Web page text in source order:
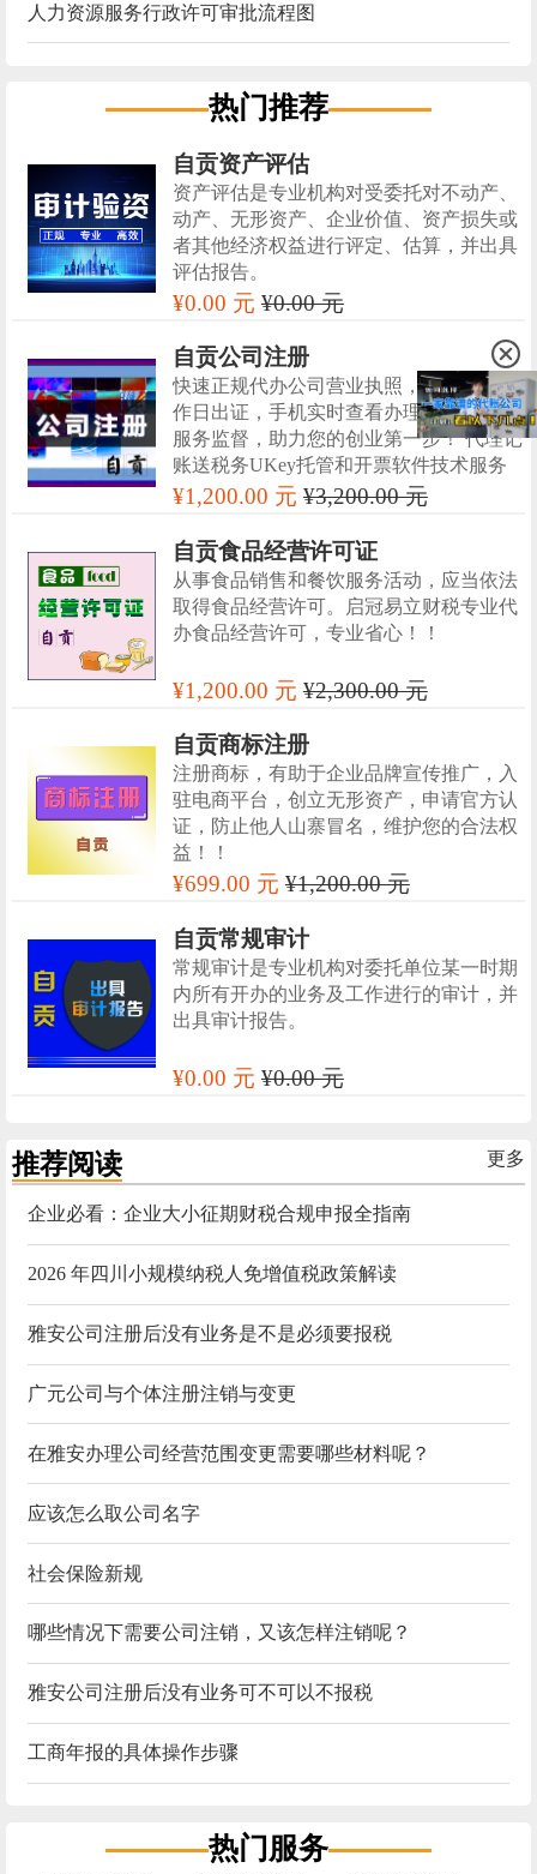
人力资源服务行政许可审批流程图
热门推荐
自贡资产评估
资产评估是专业机构对受委托对不动产、
动产、无形资产、企业价值、资产损失或
者其他经济权益进行评定、估算，并出具
评估报告。
¥0.00 元¥0.00 元
自贡公司注册
快速正规代办公司营业执照，快至3个工
作日出证，手机实时查看办理进度，进行
服务监督，助力您的创业第一步！ 代理记
账送税务UKey托管和开票软件技术服务
¥1,200.00 元¥3,200.00 元
自贡食品经营许可证
从事食品销售和餐饮服务活动，应当依法
取得食品经营许可。启冠易立财税专业代
办食品经营许可，专业省心！！
¥1,200.00 元¥2,300.00 元
自贡商标注册
注册商标，有助于企业品牌宣传推广，入
驻电商平台，创立无形资产，申请官方认
证，防止他人山寨冒名，维护您的合法权
益！！
¥699.00 元¥1,200.00 元
自贡常规审计
常规审计是专业机构对委托单位某一时期
内所有开办的业务及工作进行的审计，并
出具审计报告。
¥0.00 元¥0.00 元
更多
推荐阅读
企业必看：企业大小征期财税合规申报全指南
2026 年四川小规模纳税人免增值税政策解读
雅安公司注册后没有业务是不是必须要报税
广元公司与个体注册注销与变更
在雅安办理公司经营范围变更需要哪些材料呢？
应该怎么取公司名字
社会保险新规
哪些情况下需要公司注销，又该怎样注销呢？
雅安公司注册后没有业务可不可以不报税
工商年报的具体操作步骤
热门服务